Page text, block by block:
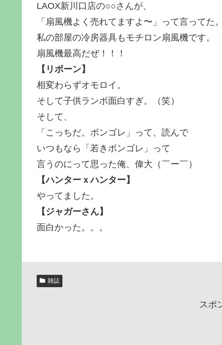
LAOX新川口店の○○さんが、
「扇風機よく売れてますよ〜」って言ってた。
私の部屋の冷房器具もモチロン扇風機です。
扇風機最高だぜ！！！
【リボーン】
相変わらずオモロイ。
そして子供ランボ面白すぎ。（笑）
そして、
「こっちだ。ボンゴレ」って、読んで
いつもなら「若きボンゴレ」って
言うのにって思った俺、偉大（￣ー￣）
【ハンターｘハンター】
やってました。
【ジャガーさん】
面白かった。。。
雑誌
スポ